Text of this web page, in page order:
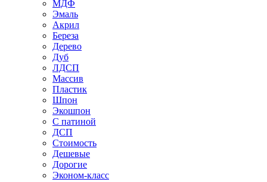
МДФ
Эмаль
Акрил
Береза
Дерево
Дуб
ЛДСП
Массив
Пластик
Шпон
Экошпон
С патиной
ДСП
Стоимость
Дешевые
Дорогие
Эконом-класс